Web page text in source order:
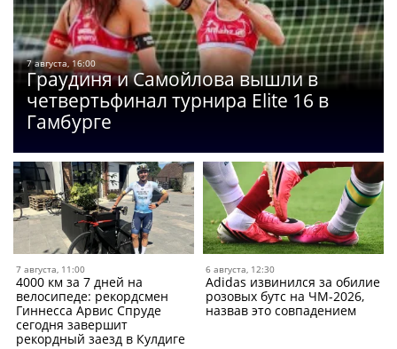
7 августа, 16:00
Граудиня и Самойлова вышли в
четвертьфинал турнира Elite 16 в
Гамбурге
7 августа, 11:00
4000 км за 7 дней на
велосипеде: рекордсмен
Гиннесса Арвис Спруде
сегодня завершит
рекордный заезд в Кулдиге
6 августа, 12:30
Adidas извинился за обилие
розовых бутс на ЧМ-2026,
назвав это совпадением